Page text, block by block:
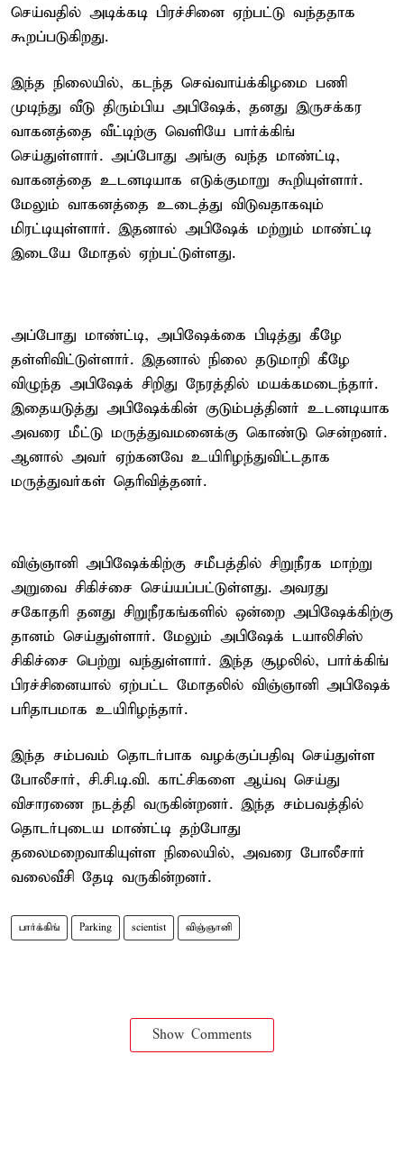
செய்வதில் அடிக்கடி பிரச்சினை ஏற்பட்டு வந்ததாக
கூறப்படுகிறது.
இந்த நிலையில், கடந்த செவ்வாய்க்கிழமை பணி
முடிந்து வீடு திரும்பிய அபிஷேக், தனது இருசக்கர
வாகனத்தை வீட்டிற்கு வெளியே பார்க்கிங்
செய்துள்ளார். அப்போது அங்கு வந்த மாண்ட்டி,
வாகனத்தை உடனடியாக எடுக்குமாறு கூறியுள்ளார்.
மேலும் வாகனத்தை உடைத்து விடுவதாகவும்
மிரட்டியுள்ளார். இதனால் அபிஷேக் மற்றும் மாண்ட்டி
இடையே மோதல் ஏற்பட்டுள்ளது.
அப்போது மாண்ட்டி, அபிஷேக்கை பிடித்து கீழே
தள்ளிவிட்டுள்ளார். இதனால் நிலை தடுமாறி கீழே
விழுந்த அபிஷேக் சிறிது நேரத்தில் மயக்கமடைந்தார்.
இதையடுத்து அபிஷேக்கின் குடும்பத்தினர் உடனடியாக
அவரை மீட்டு மருத்துவமனைக்கு கொண்டு சென்றனர்.
ஆனால் அவர் ஏற்கனவே உயிரிழந்துவிட்டதாக
மருத்துவர்கள் தெரிவித்தனர்.
விஞ்ஞானி அபிஷேக்கிற்கு சமீபத்தில் சிறுநீரக மாற்று
அறுவை சிகிச்சை செய்யப்பட்டுள்ளது. அவரது
சகோதரி தனது சிறுநீரகங்களில் ஒன்றை அபிஷேக்கிற்கு
தானம் செய்துள்ளார். மேலும் அபிஷேக் டயாலிசிஸ்
சிகிச்சை பெற்று வந்துள்ளார். இந்த சூழலில், பார்க்கிங்
பிரச்சினையால் ஏற்பட்ட மோதலில் விஞ்ஞானி அபிஷேக்
பரிதாபமாக உயிரிழந்தார்.
இந்த சம்பவம் தொடர்பாக வழக்குப்பதிவு செய்துள்ள
போலீசார், சி.சி.டி.வி. காட்சிகளை ஆய்வு செய்து
விசாரணை நடத்தி வருகின்றனர். இந்த சம்பவத்தில்
தொடர்புடைய மாண்ட்டி தற்போது
தலைமறைவாகியுள்ள நிலையில், அவரை போலீசார்
வலைவீசி தேடி வருகின்றனர்.
பார்க்கிங் Parking scientist விஞ்ஞானி
Show Comments